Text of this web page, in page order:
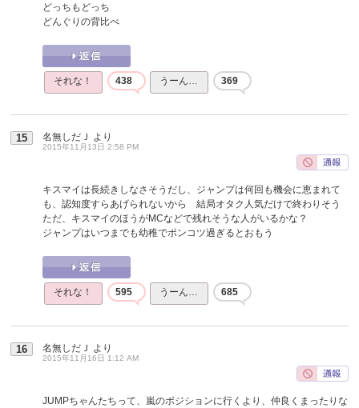
どっちもどっち
どんぐりの背比べ
それな！ 438 うーん… 369
15 名無しだＪ より
2015年11月13日 2:58 PM
キスマイは長続きしなさそうだし、ジャンプは何回も機会に恵まれて
も、認知度すらあげられないから 結局オタク人気だけで終わりそう
ただ、キスマイのほうがMCなどで残れそうな人がいるかな？
ジャンプはいつまでも幼稚でポンコツ過ぎるとおもう
それな！ 595 うーん… 685
16 名無しだＪ より
2015年11月16日 1:12 AM
JUMPちゃんたちって、嵐のポジションに行くより、仲良くまったりな